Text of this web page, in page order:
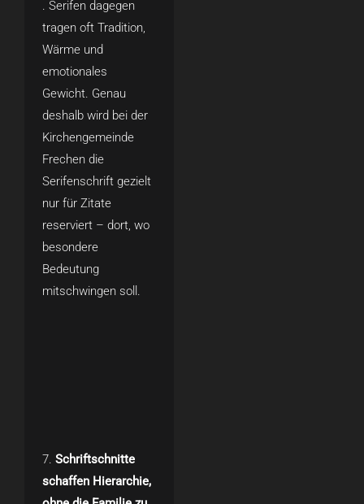
. Serifen dagegen
tragen oft Tradition,
Wärme und
emotionales
Gewicht. Genau
deshalb wird bei der
Kirchengemeinde
Frechen die
Serifenschrift gezielt
nur für Zitate
reserviert – dort, wo
besondere
Bedeutung
mitschwingen soll.
Schriftschnitte
schaffen Hierarchie,